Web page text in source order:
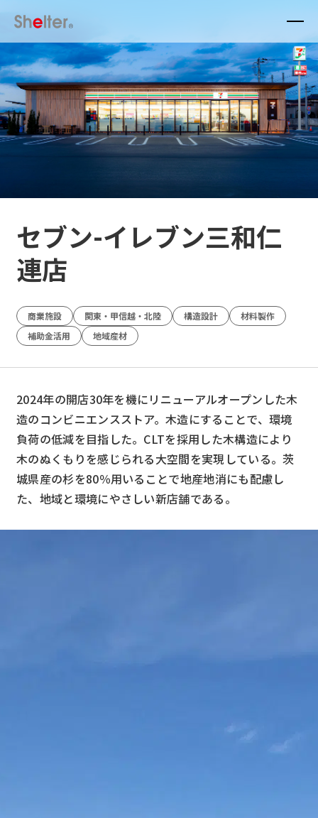
セブン-イレブン三和仁
連店
商業施設 関東・甲信越・北陸 構造設計
材料製作
補助金活用
地域産材
2024年の開店30年を機にリニューアルオープンした木
造のコンビニエンスストア。木造にすることで、環境
負荷の低減を目指した。CLTを採用した木構造により
木のぬくもりを感じられる大空間を実現している。茨
城県産の杉を80％用いることで地産地消にも配慮し
た、地域と環境にやさしい新店舗である。